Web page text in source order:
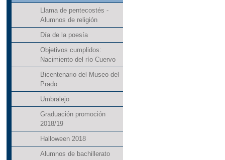
Llama de pentecostés -
Alumnos de religión
Día de la poesía
Objetivos cumplidos:
Nacimiento del río Cuervo
Bicentenario del Museo del
Prado
Umbralejo
Graduación promoción
2018/19
Halloween 2018
Alumnos de bachillerato